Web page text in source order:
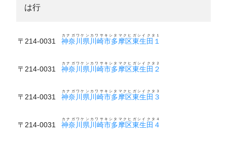
は行
〒214-0031 神奈川県川崎市多摩区東生田１
カナガワケンカワサキシタマクヒガシイクタ１
〒214-0031 神奈川県川崎市多摩区東生田２
カナガワケンカワサキシタマクヒガシイクタ２
〒214-0031 神奈川県川崎市多摩区東生田３
カナガワケンカワサキシタマクヒガシイクタ３
〒214-0031 神奈川県川崎市多摩区東生田４
カナガワケンカワサキシタマクヒガシイクタ４